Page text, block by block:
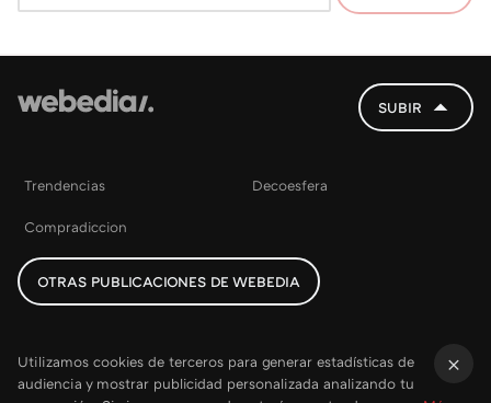
SUBIR
Trendencias Decoesfera
Compradiccion
OTRAS PUBLICACIONES DE WEBEDIA
Utilizamos cookies de terceros para generar estadísticas de
audiencia y mostrar publicidad personalizada analizando tu